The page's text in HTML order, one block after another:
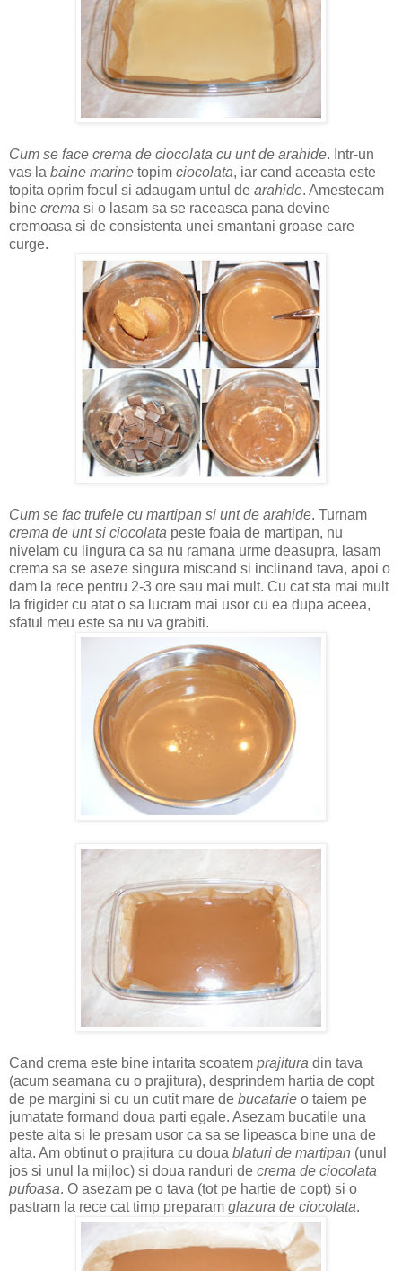
Cum se face crema de ciocolata cu unt de arahide. Intr-un
vas la baine marine topim ciocolata, iar cand aceasta este
topita oprim focul si adaugam untul de arahide. Amestecam
bine crema si o lasam sa se raceasca pana devine
cremoasa si de consistenta unei smantani groase care
curge.
Cum se fac trufele cu martipan si unt de arahide. Turnam
crema de unt si ciocolata peste foaia de martipan, nu
nivelam cu lingura ca sa nu ramana urme deasupra, lasam
crema sa se aseze singura miscand si inclinand tava, apoi o
dam la rece pentru 2-3 ore sau mai mult. Cu cat sta mai mult
la frigider cu atat o sa lucram mai usor cu ea dupa aceea,
sfatul meu este sa nu va grabiti.
Cand crema este bine intarita scoatem prajitura din tava
(acum seamana cu o prajitura), desprindem hartia de copt
de pe margini si cu un cutit mare de bucatarie o taiem pe
jumatate formand doua parti egale. Asezam bucatile una
peste alta si le presam usor ca sa se lipeasca bine una de
alta. Am obtinut o prajitura cu doua blaturi de martipan (unul
jos si unul la mijloc) si doua randuri de crema de ciocolata
pufoasa. O asezam pe o tava (tot pe hartie de copt) si o
pastram la rece cat timp preparam glazura de ciocolata.